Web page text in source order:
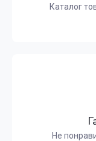
Каталог
Не